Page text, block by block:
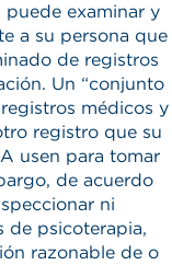
puede examinar y
a su persona que
de registros
Un “conjunto
médicos y
registro que su
usen para tomar
de acuerdo
ni
de psicoterapia,
razonable de o